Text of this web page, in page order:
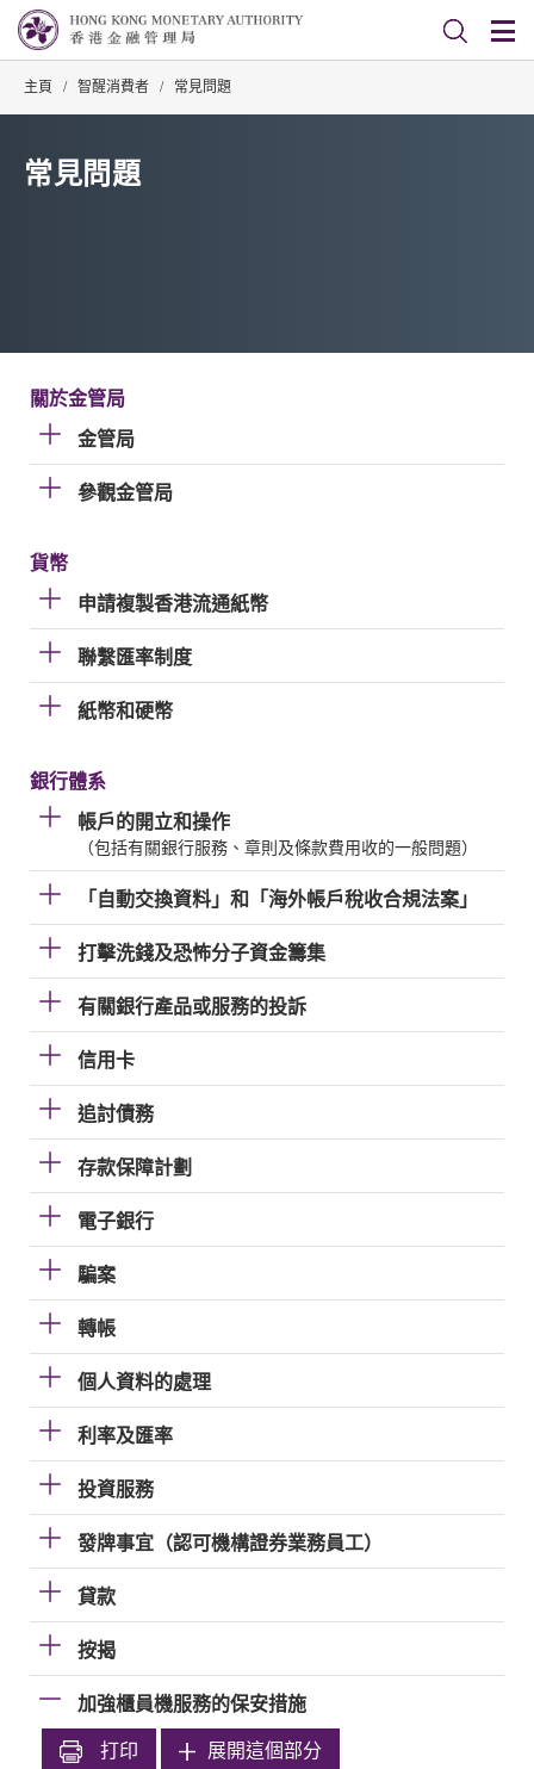
主頁 / 智醒消費者 / 常見問題
常見問題
關於金管局
金管局
參觀金管局
貨幣
申請複製香港流通紙幣
聯繫匯率制度
紙幣和硬幣
銀行體系
帳戶的開立和操作
（包括有關銀行服務、章則及條款費用收的一般問題）
「自動交換資料」和「海外帳戶稅收合規法案」
打擊洗錢及恐怖分子資金籌集
有關銀行產品或服務的投訴
信用卡
追討債務
存款保障計劃
電子銀行
騙案
轉帳
個人資料的處理
利率及匯率
投資服務
發牌事宜（認可機構證券業務員工）
貸款
按揭
加強櫃員機服務的保安措施
打印 展開這個部分